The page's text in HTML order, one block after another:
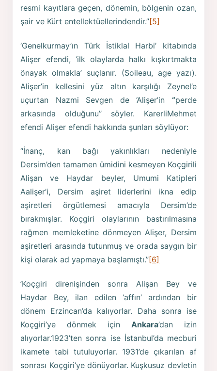
resmi kayıtlara geçen, dönemin, bölgenin ozan,
şair ve Kürt entellektüellerindendir.”[5]
‘Genelkurmay’ın Türk İstiklal Harbi’ kitabında
Alişer efendi, ‘ilk olaylarda halkı kışkırtmakta
önayak olmakla’ suçlanır. (Soileau, age yazı).
Alişer’in kellesini yüz altın karşılığı Zeynel’e
uçurtan Nazmi Sevgen de ‘Alişer’in “perde
arkasında olduğunu’’ söyler. KarerliMehmet
efendi Alişer efendi hakkında şunları söylüyor:
“İnanç, kan bağı yakınlıkları nedeniyle
Dersim’den tamamen ümidini kesmeyen Koçgirili
Alişan ve Haydar beyler, Umumi Katipleri
Aalişer’i, Dersim aşiret liderlerini ikna edip
aşiretleri örgütlemesi amacıyla Dersim’de
bırakmışlar. Koçgiri olaylarının bastırılmasına
rağmen memleketine dönmeyen Alişer, Dersim
aşiretleri arasında tutunmuş ve orada saygın bir
kişi olarak ad yapmaya başlamıştı.”[6]
’Koçgiri direnişinden sonra Alişan Bey ve
Haydar Bey, ilan edilen ‘affın’ ardından bir
dönem Erzincan’da kalıyorlar. Daha sonra ise
Koçgiri’ye dönmek için Ankara’dan izin
alıyorlar.1923’ten sonra ise İstanbul’da mecburi
ikamete tabi tutuluyorlar. 1931’de çıkarılan af
sonrası Koçgiri’ye dönüyorlar. Kuşkusuz devletin